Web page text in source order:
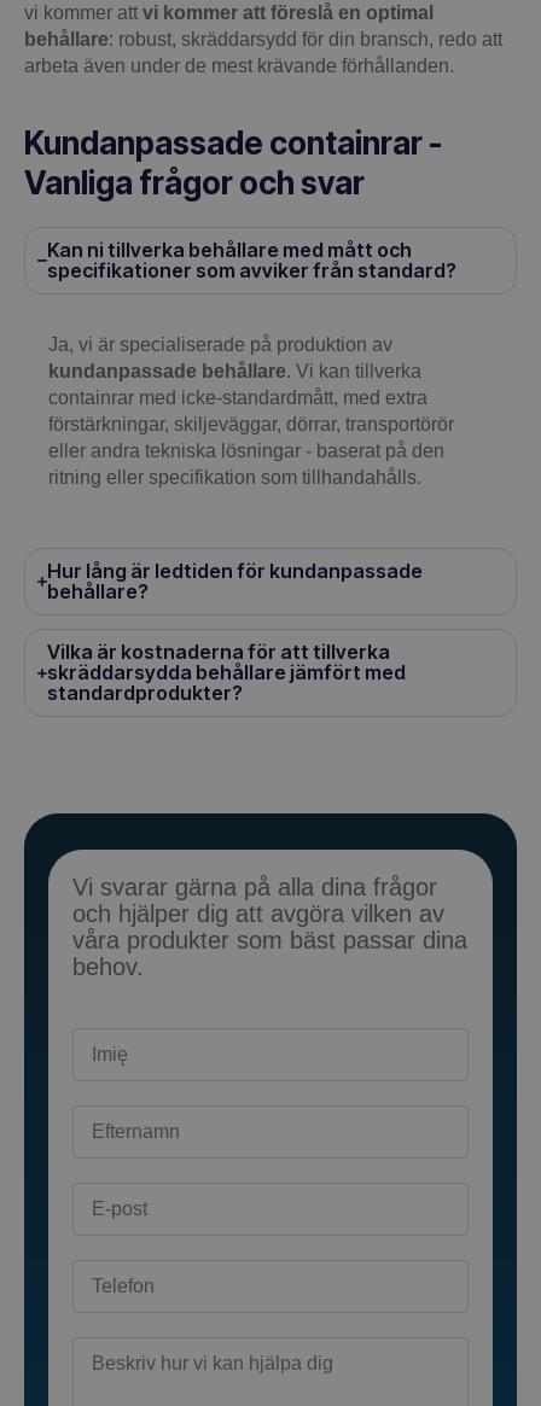
vi kommer att vi kommer att föreslå en optimal
behållare: robust, skräddarsydd för din bransch, redo att
arbeta även under de mest krävande förhållanden.
Kundanpassade containrar -
Vanliga frågor och svar
Kan ni tillverka behållare med mått och
specifikationer som avviker från standard?
Ja, vi är specialiserade på produktion av
kundanpassade behållare. Vi kan tillverka
containrar med icke-standardmått, med extra
förstärkningar, skiljeväggar, dörrar, transportörör
eller andra tekniska lösningar - baserat på den
ritning eller specifikation som tillhandahålls.
Hur lång är ledtiden för kundanpassade
behållare?
Vilka är kostnaderna för att tillverka
skräddarsydda behållare jämfört med
standardprodukter?
Vi svarar gärna på alla dina frågor
och hjälper dig att avgöra vilken av
våra produkter som bäst passar dina
behov.